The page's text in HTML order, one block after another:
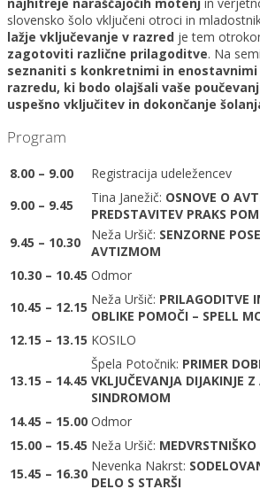
slovensko šolo vključeni otroci in
lažje vključevanje v razred je tem
zagotoviti različne prilagoditve. Na
seznaniti s konkretnimi in
razredu, ki bodo olajšali vaše
uspešno vključitev in dokončanje
Program
8.00 – 9.00
Registracija udeležencev
9.00 – 9.45
Tina Janežič: OSNOVE O
PREDSTAVITEV PRAKS
9.45 – 10.30
Neža Uršič: SENZORNE
AVTIZMOM
10.30 – 10.45 Odmor
10.45 – 12.15 Neža Uršič: PRILAGODITVE
OBLIKE POMOČI – SPELL
12.15 – 13.15 KOSILO
13.15 – 14.45
Špela Potočnik: PRIMER
VKLJUČEVANJA DIJAKINJE Z
SINDROMOM
14.45 – 15.00 Odmor
15.00 – 15.45 Neža Uršič: MEDVRSTNIŠKO
15.45 – 16.30 Nevenka Nakrst:
DELO S STARŠI